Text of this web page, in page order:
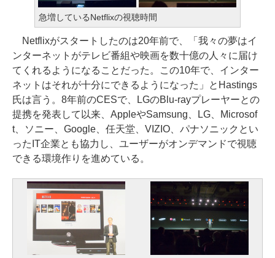
急増しているNetflixの視聴時間
Netflixがスタートしたのは20年前で、「我々の夢はイ
ンターネットがテレビ番組や映画を数十億の人々に届け
てくれるようになることだった。この10年で、インター
ネットはそれが十分にできるようになった」とHastings
氏は言う。8年前のCESで、LGのBlu-rayプレーヤーとの
提携を発表して以来、AppleやSamsung、LG、Microsof
t、ソニー、Google、任天堂、VIZIO、パナソニックとい
ったIT企業とも協力し、ユーザーがオンデマンドで視聴
できる環境作りを進めている。